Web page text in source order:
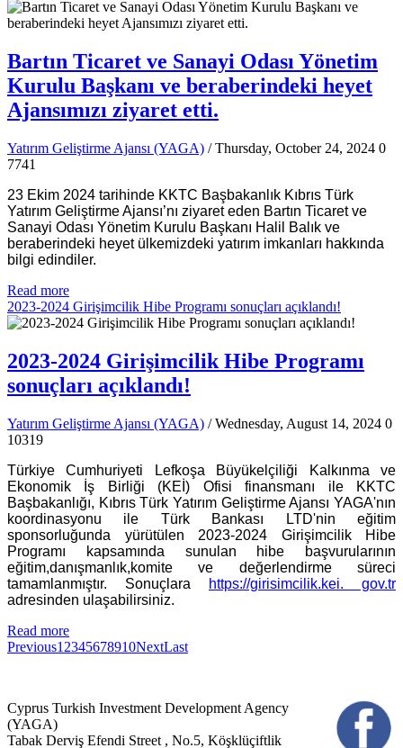
Bartın Ticaret ve Sanayi Odası Yönetim
Kurulu Başkanı ve beraberindeki heyet
Ajansımızı ziyaret etti.
Yatırım Geliştirme Ajansı (YAGA) / Thursday, October 24, 2024 0
7741
23 Ekim 2024 tarihinde KKTC Başbakanlık Kıbrıs Türk
Yatırım Geliştirme Ajansı’nı ziyaret eden Bartın Ticaret ve
Sanayi Odası Yönetim Kurulu Başkanı Halil Balık ve
beraberindeki heyet ülkemizdeki yatırım imkanları hakkında
bilgi edindiler.
Read more
2023-2024 Girişimcilik Hibe Programı sonuçları açıklandı!
2023-2024 Girişimcilik Hibe Programı
sonuçları açıklandı!
Yatırım Geliştirme Ajansı (YAGA) / Wednesday, August 14, 2024 0
10319
Türkiye Cumhuriyeti Lefkoşa Büyükelçiliği Kalkınma ve
Ekonomik İş Birliği (KEİ) Ofisi finansmanı ile KKTC
Başbakanlığı, Kıbrıs Türk Yatırım Geliştirme Ajansı YAGA'nın
koordinasyonu ile Türk Bankası LTD'nin eğitim
sponsorluğunda yürütülen 2023-2024 Girişimcilik Hibe
Programı kapsamında sunulan hibe başvurularının
eğitim,danışmanlık,komite ve değerlendirme süreci
tamamlanmıştır. Sonuçlara
https://girisimcilik.kei. gov.tr
adresinden ulaşabilirsiniz.
Read more
Previous1 2345678910NextLast
Cyprus Turkish Investment Development Agency
(YAGA)
Tabak Derviş Efendi Street , No.5, Köşklüçiftlik